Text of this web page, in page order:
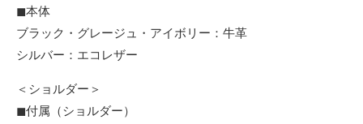
◼︎本体
ブラック・グレージュ・アイボリー：牛革
シルバー：エコレザー
＜ショルダー＞
◼︎付属（ショルダー）